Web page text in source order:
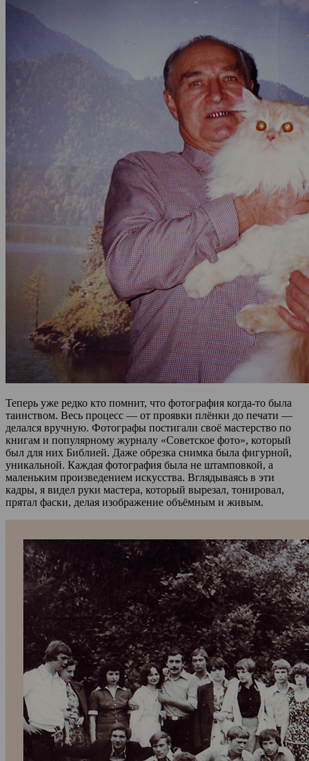
Теперь уже редко кто помнит, что фотография когда-то была
таинством. Весь процесс — от проявки плёнки до печати —
делался вручную. Фотографы постигали своё мастерство по
книгам и популярному журналу «Советское фото», который
был для них Библией. Даже обрезка снимка была фигурной,
уникальной. Каждая фотография была не штамповкой, а
маленьким произведением искусства. Вглядываясь в эти
кадры, я видел руки мастера, который вырезал, тонировал,
прятал фаски, делая изображение объёмным и живым.